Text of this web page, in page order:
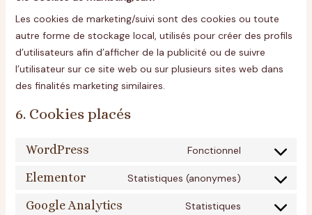
Les cookies de marketing/suivi sont des cookies ou toute
autre forme de stockage local, utilisés pour créer des profils
d’utilisateurs afin d’afficher de la publicité ou de suivre
l’utilisateur sur ce site web ou sur plusieurs sites web dans
des finalités marketing similaires.
6. Cookies placés
WordPress Fonctionnel
Elementor Statistiques (anonymes)
Google Analytics Statistiques